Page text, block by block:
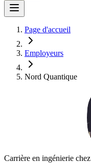
Page d'accueil
Employeurs
Nord Quantique
Carrière en ingénierie chez